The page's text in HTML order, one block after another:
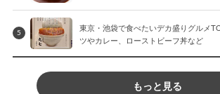
5
東京・池袋で食べたいデカ盛りグルメ
ツやカレー、ローストビーフ丼など
もっと見る